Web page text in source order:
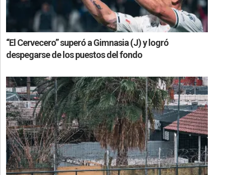
“El Cervecero” superó a Gimnasia (J) y logró
despegarse de los puestos del fondo